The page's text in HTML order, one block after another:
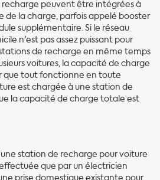
recharge peuvent être intégrées à
de la charge, parfois appelé booster
supplémentaire. Si le réseau
n'est pas assez puissant pour
de recharge en même temps
voitures, la capacité de charge
que tout fonctionne en toute
est chargée à une station de
la capacité de charge totale est
station de recharge pour voiture
que par un électricien